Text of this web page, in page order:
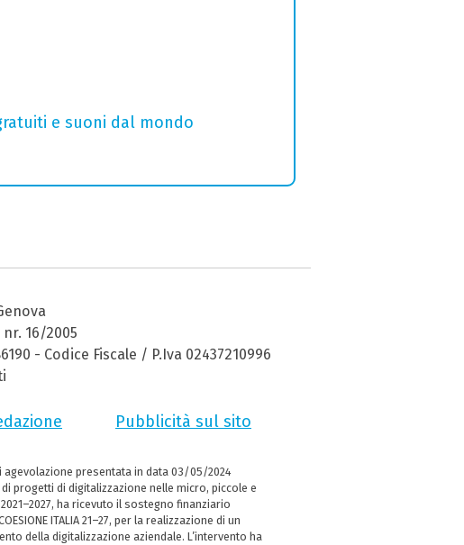
e suoni dal mondo
16/2005
- Codice Fiscale / P.Iva 02437210996
Pubblicità sul sito
agevolazione presentata in data 03/05/2024
progetti di digitalizzazione nelle micro, piccole e
ha ricevuto il sostegno finanziario
ITALIA 21–27, per la realizzazione di un
della digitalizzazione aziendale. L’intervento ha